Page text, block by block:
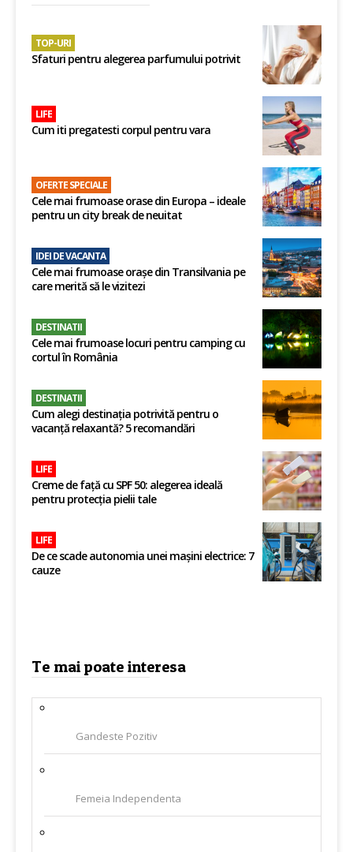
TOP-URI
Sfaturi pentru alegerea parfumului potrivit
LIFE
Cum iti pregatesti corpul pentru vara
OFERTE SPECIALE
Cele mai frumoase orase din Europa – ideale
pentru un city break de neuitat
IDEI DE VACANTA
Cele mai frumoase orașe din Transilvania pe
care merită să le vizitezi
DESTINATII
Cele mai frumoase locuri pentru camping cu
cortul în România
DESTINATII
Cum alegi destinația potrivită pentru o
vacanță relaxantă? 5 recomandări
LIFE
Creme de față cu SPF 50: alegerea ideală
pentru protecția pielii tale
LIFE
De ce scade autonomia unei mașini electrice: 7
cauze
Te mai poate interesa
Gandeste Pozitiv
Femeia Independenta